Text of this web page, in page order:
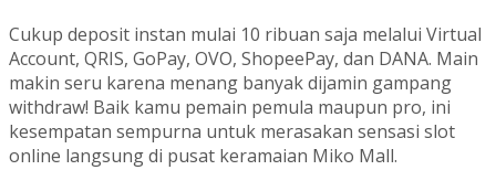
Cukup deposit instan mulai 10 ribuan saja melalui Virtual
Account, QRIS, GoPay, OVO, ShopeePay, dan DANA. Main
makin seru karena menang banyak dijamin gampang
withdraw! Baik kamu pemain pemula maupun pro, ini
kesempatan sempurna untuk merasakan sensasi slot
online langsung di pusat keramaian Miko Mall.